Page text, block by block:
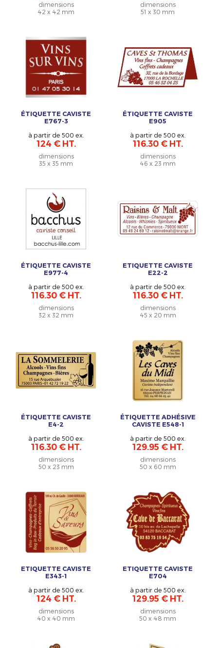
dimensions
42 x 42 mm
dimensions
51 x 30 mm
ÉTIQUETTE CAVISTE
E767-3
à partir de 500 ex.
124 € HT.
dimensions
35 x 35 mm
ÉTIQUETTE CAVISTE
E905
à partir de 500 ex.
116.30 € HT.
dimensions
46 x 23 mm
ÉTIQUETTE CAVISTE
E977-4
à partir de 500 ex.
116.30 € HT.
dimensions
32 x 32 mm
ETIQUETTE CAVISTE
E22-2
à partir de 500 ex.
116.30 € HT.
dimensions
45 x 20 mm
ÉTIQUETTE CAVISTE
E4-2
à partir de 500 ex.
116.30 € HT.
dimensions
50 x 23 mm
ÉTIQUETTE ADHÉSIVE
CAVISTE E548-1
à partir de 500 ex.
129.95 € HT.
dimensions
50 x 60 mm
ETIQUETTE CAVISTE
E343-1
à partir de 500 ex.
124 € HT.
dimensions
40 x 40 mm
ETIQUETTE CAVISTE
E704
à partir de 500 ex.
129.95 € HT.
dimensions
50 x 48 mm